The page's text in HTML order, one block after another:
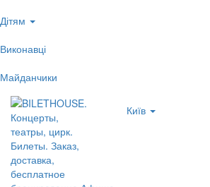
Дітям
Виконавці
Майданчики
Київ